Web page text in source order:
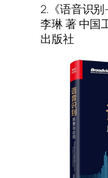
2.《语音识
李琳 著 中国
出版社